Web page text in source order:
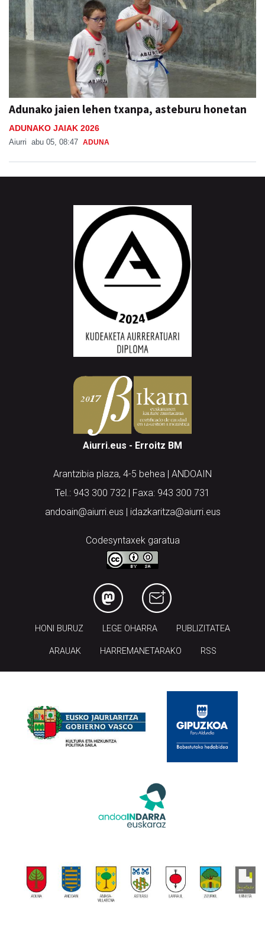
Adunako jaien lehen txanpa, asteburu honetan
ADUNAKO JAIAK 2026
Aiurri abu 05, 08:47 ADUNA
Aiurri.eus - Erroitz BM
Arantzibia plaza, 4-5 behea | ANDOAIN
Tel.: 943 300 732 | Faxa: 943 300 731
andoain@aiurri.eus | idazkaritza@aiurri.eus
Codesyntaxek garatua
HONI BURUZ LEGE OHARRA PUBLIZITATEA
ARAUAK HARREMANETARAKO RSS